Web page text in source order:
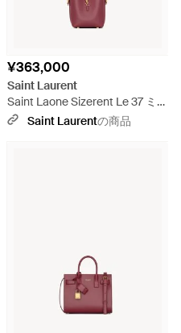
¥363,000
Saint Laurent
Saint Laone Sizerent Le 37 ミニ
（シャイニーレザー） - ピンク
Saint Laurentの商品